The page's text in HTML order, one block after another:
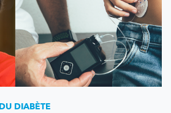
DIABÈTE